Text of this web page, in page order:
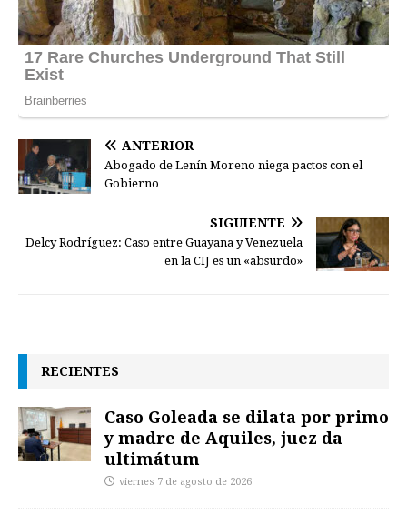
ANTERIOR
Abogado de Lenín Moreno niega pactos con el
Gobierno
SIGUIENTE
Delcy Rodríguez: Caso entre Guayana y Venezuela
en la CIJ es un «absurdo»
RECIENTES
Caso Goleada se dilata por primo
y madre de Aquiles, juez da
ultimátum
viernes 7 de agosto de 2026